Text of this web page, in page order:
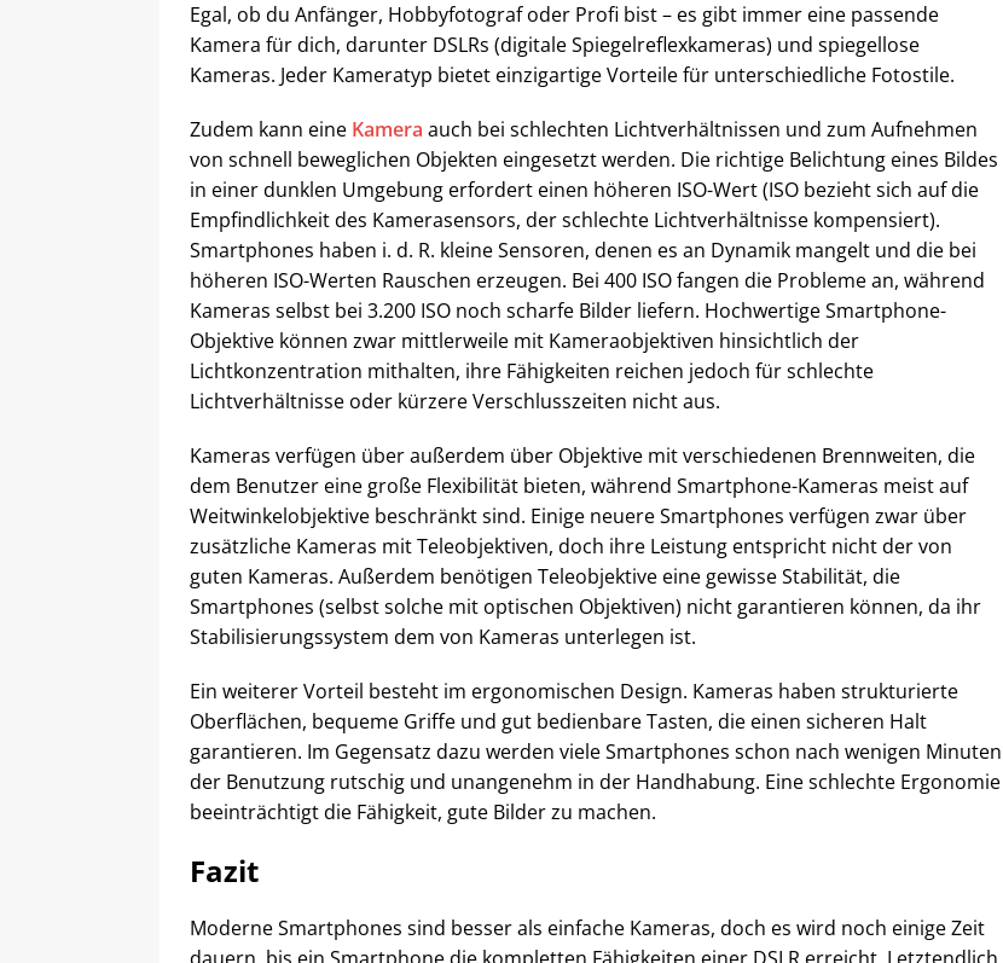
Egal, ob du Anfänger, Hobbyfotograf oder Profi bist – es gibt immer eine passende
Kamera für dich, darunter DSLRs (digitale Spiegelreflexkameras) und spiegellose
Kameras. Jeder Kameratyp bietet einzigartige Vorteile für unterschiedliche Fotostile.
Zudem kann eine Kamera auch bei schlechten Lichtverhältnissen und zum Aufnehmen
von schnell beweglichen Objekten eingesetzt werden. Die richtige Belichtung eines Bildes
in einer dunklen Umgebung erfordert einen höheren ISO-Wert (ISO bezieht sich auf die
Empfindlichkeit des Kamerasensors, der schlechte Lichtverhältnisse kompensiert).
Smartphones haben i. d. R. kleine Sensoren, denen es an Dynamik mangelt und die bei
höheren ISO-Werten Rauschen erzeugen. Bei 400 ISO fangen die Probleme an, während
Kameras selbst bei 3.200 ISO noch scharfe Bilder liefern. Hochwertige Smartphone-
Objektive können zwar mittlerweile mit Kameraobjektiven hinsichtlich der
Lichtkonzentration mithalten, ihre Fähigkeiten reichen jedoch für schlechte
Lichtverhältnisse oder kürzere Verschlusszeiten nicht aus.
Kameras verfügen über außerdem über Objektive mit verschiedenen Brennweiten, die
dem Benutzer eine große Flexibilität bieten, während Smartphone-Kameras meist auf
Weitwinkelobjektive beschränkt sind. Einige neuere Smartphones verfügen zwar über
zusätzliche Kameras mit Teleobjektiven, doch ihre Leistung entspricht nicht der von
guten Kameras. Außerdem benötigen Teleobjektive eine gewisse Stabilität, die
Smartphones (selbst solche mit optischen Objektiven) nicht garantieren können, da ihr
Stabilisierungssystem dem von Kameras unterlegen ist.
Ein weiterer Vorteil besteht im ergonomischen Design. Kameras haben strukturierte
Oberflächen, bequeme Griffe und gut bedienbare Tasten, die einen sicheren Halt
garantieren. Im Gegensatz dazu werden viele Smartphones schon nach wenigen Minuten
der Benutzung rutschig und unangenehm in der Handhabung. Eine schlechte Ergonomie
beeinträchtigt die Fähigkeit, gute Bilder zu machen.
Fazit
Moderne Smartphones sind besser als einfache Kameras, doch es wird noch einige Zeit